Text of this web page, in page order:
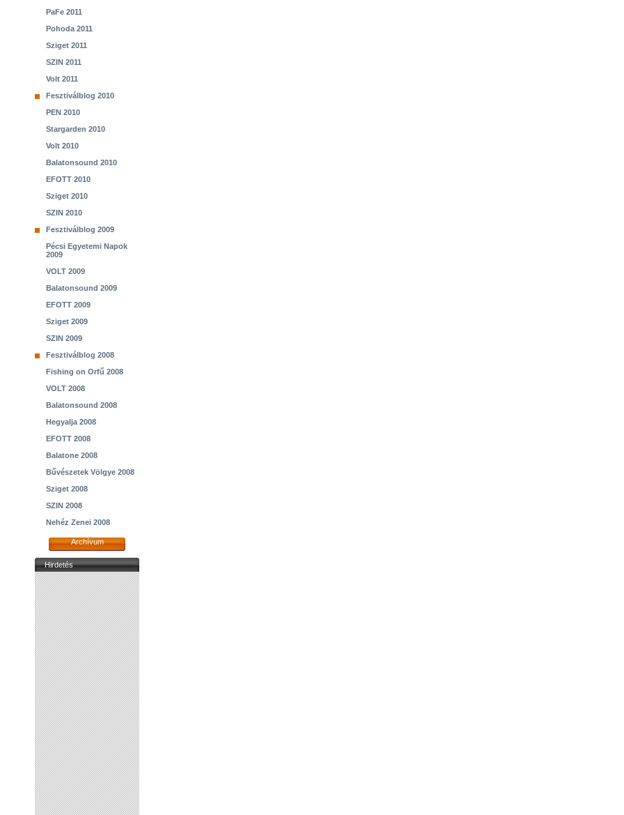
PaFe 2011
Pohoda 2011
Sziget 2011
SZIN 2011
Volt 2011
Fesztiválblog 2010
PEN 2010
Stargarden 2010
Volt 2010
Balatonsound 2010
EFOTT 2010
Sziget 2010
SZIN 2010
Fesztiválblog 2009
Pécsi Egyetemi Napok
2009
VOLT 2009
Balatonsound 2009
EFOTT 2009
Sziget 2009
SZIN 2009
Fesztiválblog 2008
Fishing on Orfű 2008
VOLT 2008
Balatonsound 2008
Hegyalja 2008
EFOTT 2008
Balatone 2008
Bűvészetek Völgye 2008
Sziget 2008
SZIN 2008
Nehéz Zenei 2008
Archívum
Hirdetés